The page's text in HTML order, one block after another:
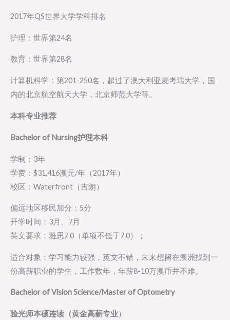
2017年QS世界大学学科排名
护理：世界第24名
教育：世界第28名
计算机科学：第201-250名，超过了澳大利亚麦考瑞大学，国
内的北京航空航天大学，北京师范大学等。
本科专业推荐
Bachelor of Nursing护理本科
学制：3年
学费：$31,416澳元/年（2017年）
校区：Waterfront（吉朗）
偏远地区移民加分：5分
开学时间：3月、7月
英文要求：雅思7.0（单项不低于7.0）；
适合对象：学习能力较强，英文不错，未来想留在澳洲找到一
份高薪职业的学生，工作数年，年薪8-10万澳币并不难。
Bachelor of Vision Science/Master of Optometry
验光师本硕连读（黄金高薪专业）